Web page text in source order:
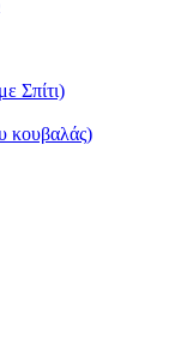
Σπίτι)
κουβαλάς)